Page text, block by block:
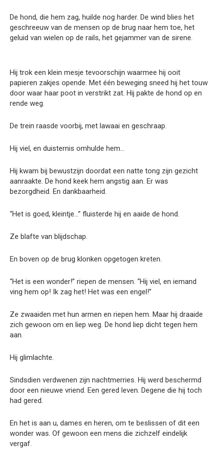
De hond, die hem zag, huilde nog harder. De wind blies het
geschreeuw van de mensen op de brug naar hem toe, het
geluid van wielen op de rails, het gejammer van de sirene.
Hij trok een klein mesje tevoorschijn waarmee hij ooit
papieren zakjes opende. Met één beweging sneed hij het touw
door waar haar poot in verstrikt zat. Hij pakte de hond op en
rende weg.
De trein raasde voorbij, met lawaai en geschraap.
Hij viel, en duisternis omhulde hem…
Hij kwam bij bewustzijn doordat een natte tong zijn gezicht
aanraakte. De hond keek hem angstig aan. Er was
bezorgdheid. En dankbaarheid.
“Het is goed, kleintje…” fluisterde hij en aaide de hond.
Ze blafte van blijdschap.
En boven op de brug klonken opgetogen kreten.
“Het is een wonder!” riepen de mensen. “Hij viel, en iemand
ving hem op! Ik zag het! Het was een engel!”
Ze zwaaiden met hun armen en riepen hem. Maar hij draaide
zich gewoon om en liep weg. De hond liep dicht tegen hem
aan.
Hij glimlachte.
Sindsdien verdwenen zijn nachtmerries. Hij werd beschermd
door een nieuwe vriend. Een gered leven. Degene die hij toch
had gered.
En het is aan u, dames en heren, om te beslissen of dit een
wonder was. Of gewoon een mens die zichzelf eindelijk
vergaf.